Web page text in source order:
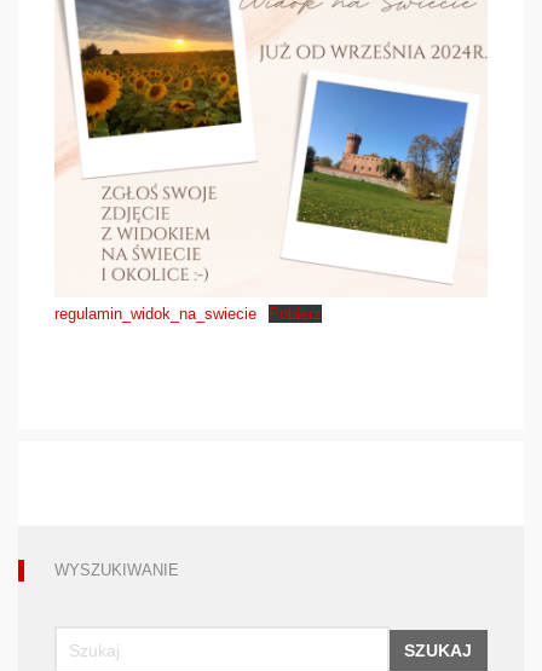
regulamin_widok_na_swiecie Pobierz
WYSZUKIWANIE
SZUKAJ